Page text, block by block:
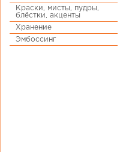
Краски, мисты, пудры,
блёстки, акценты
Хранение
Эмбоссинг